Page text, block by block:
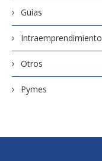
Guías
Intraemprendimiento
Otros
Pymes